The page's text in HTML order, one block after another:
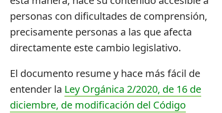
personas con dificultades de comprensión,
precisamente personas a las que afecta
directamente este cambio legislativo.
El documento resume y hace más fácil de
entender la Ley Orgánica 2/2020, de 16 de
diciembre, de modificación del Código